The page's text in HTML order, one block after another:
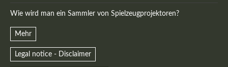
Wie wird man ein Sammler von Spielzeugprojektoren?
Mehr
Legal notice - Disclaimer